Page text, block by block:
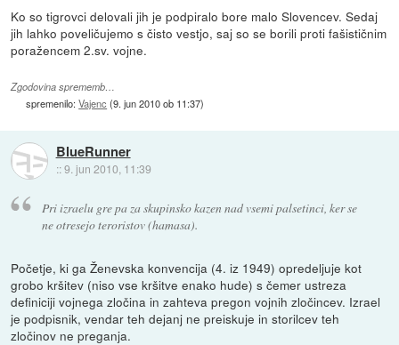
Ko so tigrovci delovali jih je podpiralo bore malo Slovencev. Sedaj
jih lahko poveličujemo s čisto vestjo, saj so se borili proti fašističnim
poražencem 2.sv. vojne.
Zgodovina sprememb…
spremenilo:Vajenc (9. jun 2010 ob 11:37)
BlueRunner
::9. jun 2010, 11:39
Pri izraelu gre pa za skupinsko kazen nad vsemi palsetinci, ker se
ne otresejo teroristov (hamasa).
Početje, ki ga Ženevska konvencija (4. iz 1949) opredeljuje kot
grobo kršitev (niso vse kršitve enako hude) s čemer ustreza
definiciji vojnega zločina in zahteva pregon vojnih zločincev. Izrael
je podpisnik, vendar teh dejanj ne preiskuje in storilcev teh
zločinov ne preganja.